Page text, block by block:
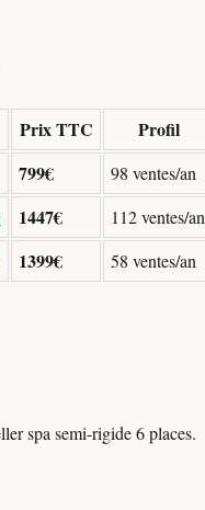
Prix TTC Profil
799€ 98 ventes/an
1447€ 112 ventes/an
1399€ 58 ventes/an
spa semi-rigide 6 places.